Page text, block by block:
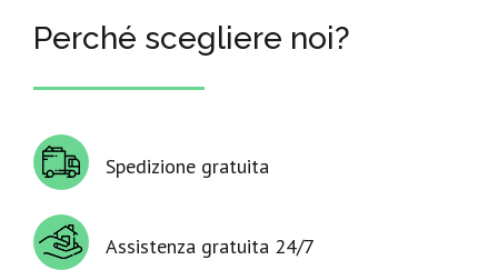
Perché scegliere noi?
Spedizione gratuita
Assistenza gratuita 24/7